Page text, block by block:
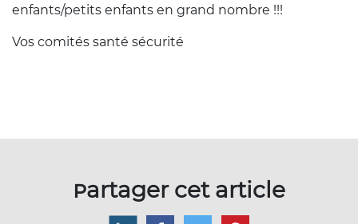
enfants/petits enfants en grand nombre !!!
Vos comités santé sécurité
Partager cet article